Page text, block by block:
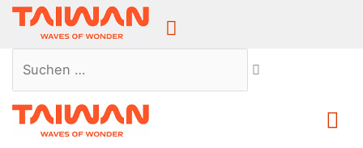
Above
Suchen …